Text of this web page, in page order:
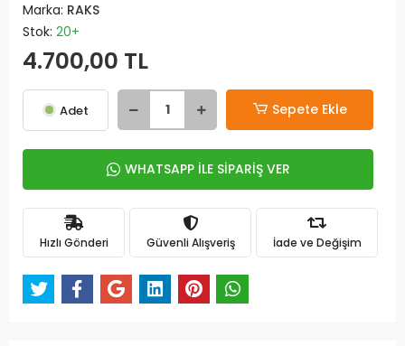
Marka: RAKS
Stok: 20+
4.700,00 TL
Adet Sepete Ekle
WHATSAPP İLE SİPARİŞ VER
Hızlı Gönderi Güvenli Alışveriş İade ve Değişim